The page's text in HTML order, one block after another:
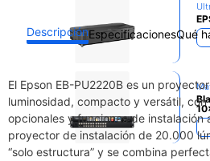
DescripciónEspecificacionesQué
El Epson EB-PU2220B es un
luminosidad, compacto y versátil,
opcionales y funciones de instalación
proyector de instalación de 20.000
“solo estructura” y se combina